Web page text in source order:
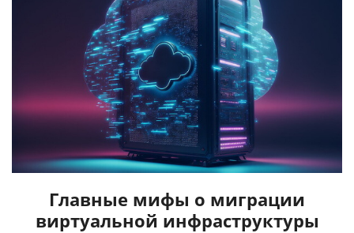
Главные мифы о миграции
виртуальной инфраструктуры